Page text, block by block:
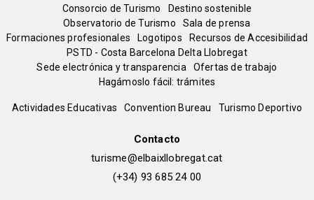
Menú
del
pie
Consorcio de Turismo
Destino sostenible
Observatorio de Turismo
Sala de prensa
Formaciones profesionales
Logotipos
Recursos de Accesibilidad
PSTD - Costa Barcelona Delta Llobregat
Sede electrónica y transparencia
Ofertas de trabajo
Hagámoslo fácil: trámites
Peu
Actividades Educativas Convention Bureau Turismo Deportivo
Contacto
turisme@elbaixllobregat.cat
(+34) 93 685 24 00